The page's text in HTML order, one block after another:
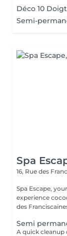
Déco 10
Semi-
Spa
16, Rue des
Spa Escape,
experience
des
Semi